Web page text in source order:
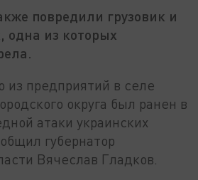
повредили грузовик и
одна из которых
из предприятий в селе
округа был ранен в
атаки украинских
губернатор
Вячеслав Гладков.